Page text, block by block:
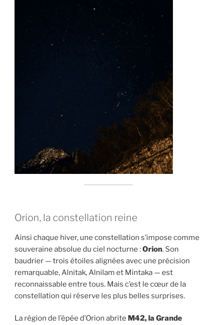
Orion, la constellation reine
Ainsi chaque hiver, une constellation s’impose comme
souveraine absolue du ciel nocturne :Orion. Son
baudrier — trois étoiles alignées avec une précision
remarquable, Alnitak, Alnilam et Mintaka — est
reconnaissable entre tous. Mais c’est le cœur de la
constellation qui réserve les plus belles surprises.
La région de l’épée d’Orion abrite M42, la Grande